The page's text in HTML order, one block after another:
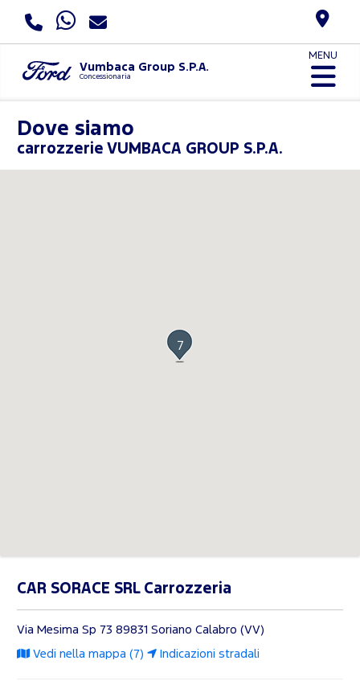
Vumbaca Group S.P.A.
Concessionaria
MENU
Dove siamo
carrozzerie VUMBACA GROUP S.P.A.
7
CAR SORACE SRL Carrozzeria
Via Mesima Sp 73 89831 Soriano Calabro (VV)
Vedi nella mappa (7) Indicazioni stradali